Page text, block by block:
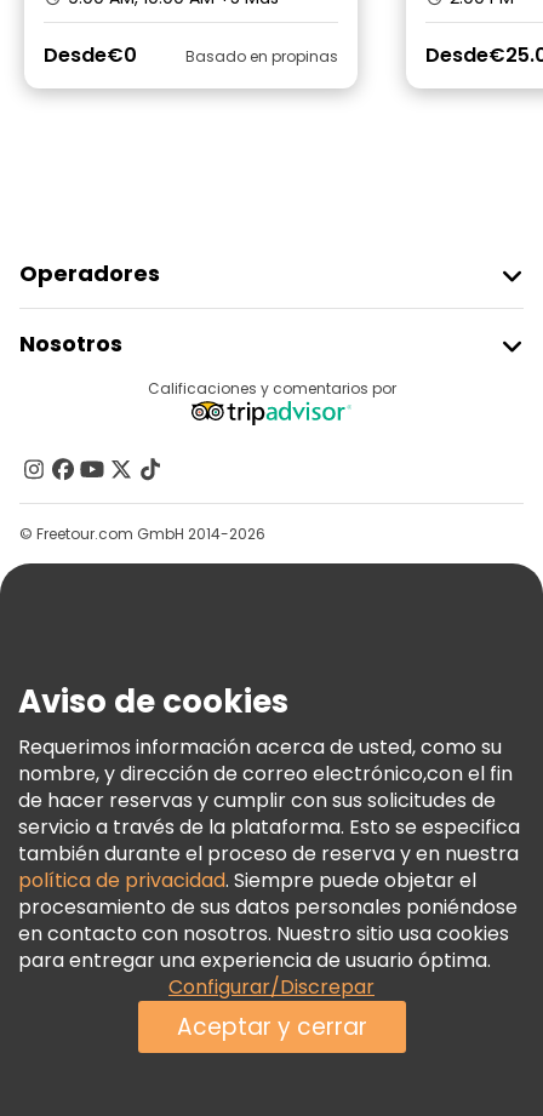
Desde€0 Basado en propinas Desde
Operadores
Acceder Como Proveedor
Programa De Afiliados
Nosotros
Contacto
Grupos
Ayuda
Términos E Información Legal
Política De Cookies
Freetour Premios
Programa De Fidelidad
Calificaciones y comentarios por
© Freetour.com GmbH 2014-2026
Aviso de cookies
Requerimos información acerca de usted, como su
nombre, y dirección de correo electrónico,con el fin
de hacer reservas y cumplir con sus solicitudes de
servicio a través de la plataforma. Esto se especifica
también durante el proceso de reserva y en nuestra
política de privacidad. Siempre puede objetar el
procesamiento de sus datos personales poniéndose
en contacto con nosotros. Nuestro sitio usa cookies
para entregar una experiencia de usuario óptima.
Configurar/Discrepar
Aceptar y cerrar